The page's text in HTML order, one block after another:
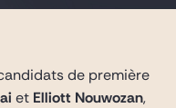
de première
et Elliott Nouwozan,